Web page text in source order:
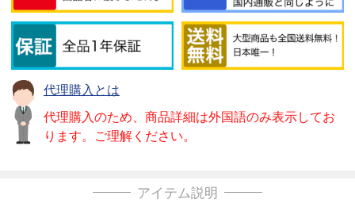
代理購入とは
代理購入のため、商品詳細は外国語のみ表示してお
ります。ご理解ください。
アイテム説明